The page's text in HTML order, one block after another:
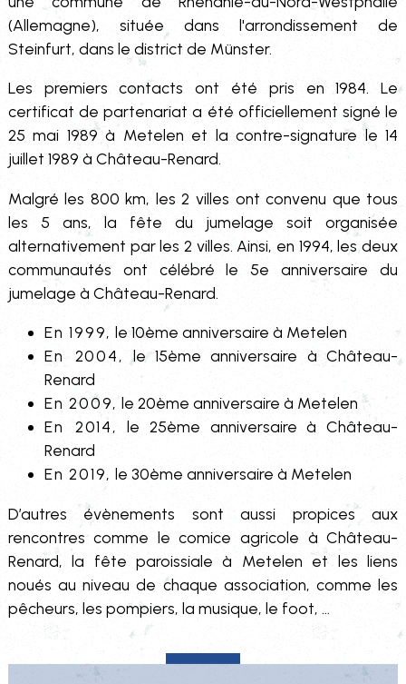
Autres élues
Delphine DE WOLF
Sandrine MANTEAU
Jean-François
PLAISANCE
Michel POUTIER
Pierre GUERTON
Vallée de l’Ouanne
Gilles CHAPELAU
Alliance musicale de
Triguères
Joël PIAT
Charline
CORDILLOT
Basket de Château-
Valérie Péchot
Comité des Fêtes
Jean-Claude
CHAPELAIN
Dominique
Sylvie LAVEAU
(Allemagne), située dans l'arrondissement de
Steinfurt, dans le district de Münster.
Les premiers contacts ont été pris en 1984. Le
certificat de partenariat a été officiellement signé le
25 mai 1989 à Metelen et la contre-signature le 14
juillet 1989 à Château-Renard.
Malgré les 800 km, les 2 villes ont convenu que tous
les 5 ans, la fête du jumelage soit organisée
alternativement par les 2 villes. Ainsi, en 1994, les deux
communautés ont célébré le 5e anniversaire du
jumelage à Château-Renard.
En 1999, le 10ème anniversaire à Metelen
En 2004, le 15ème anniversaire à Château-
Renard
En 2009,le 20ème anniversaire à Metelen
En 2014,
le 25ème anniversaire à Château-
Renard
En 2019, le 30ème anniversaire à Metelen
D’autres évènements sont aussi propices aux
rencontres comme le comice agricole à Château-
Renard, la fête paroissiale à Metelen et les liens
noués au niveau de chaque association, comme les
pêcheurs, les pompiers, la musique, le foot, …